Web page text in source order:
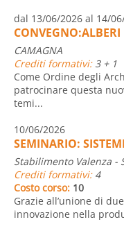
dal 13/06/2026 al 14/
CAMAGNA
Crediti formativi:3 + 1
Come Ordine degli
patrocinare questa
temi...
10/06/2026
SEMINARIO:
Stabilimento Valenza -
Crediti formativi:4
Costo corso: 10
Grazie all’unione di
innovazione nella